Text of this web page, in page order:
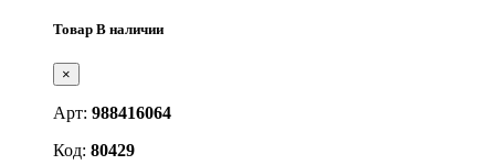
Товар В наличии
×
Арт: 988416064
Код: 80429